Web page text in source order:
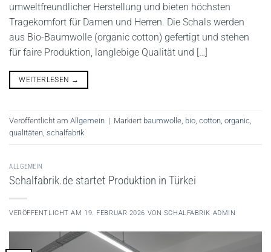
umweltfreundlicher Herstellung und bieten höchsten
Tragekomfort für Damen und Herren. Die Schals werden
aus Bio-Baumwolle (organic cotton) gefertigt und stehen
für faire Produktion, langlebige Qualität und […]
WEITERLESEN →
Veröffentlicht am Allgemein | Markiert baumwolle, bio, cotton, organic,
qualitäten, schalfabrik
ALLGEMEIN
Schalfabrik.de startet Produktion in Türkei
VERÖFFENTLICHT AM 19. FEBRUAR 2026 VON SCHALFABRIK ADMIN